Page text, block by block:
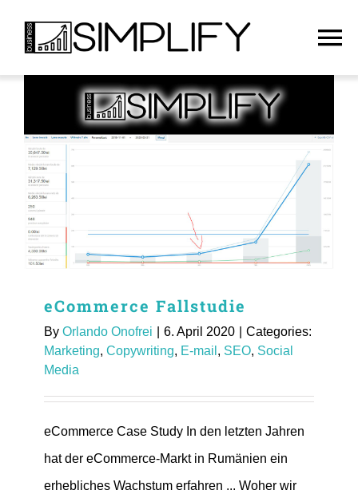
Dienstleistungen
Über uns
Deutsch
Kontakt
eCommerce Fallstudie
By Orlando Onofrei 6. April 2020
Categories:
Marketing, Copywriting, E-mail , SEO, Social
Media
eCommerce Case Study In den letzten Jahren
hat der eCommerce-Markt in Rumänien ein
erhebliches Wachstum erfahren ... Woher wir